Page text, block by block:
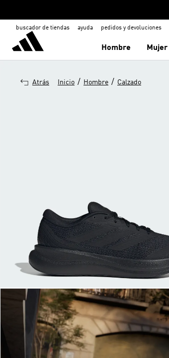
buscador de tiendas ayuda pedidos y devoluciones
Hombre Mujer
Atrás Inicio / Hombre / Calzado